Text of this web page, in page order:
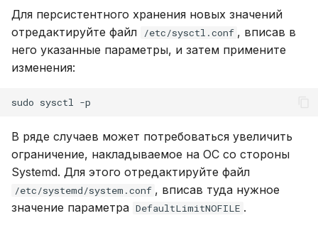
Для персистентного хранения новых значений
отредактируйте файл
/etc/sysctl.conf , вписав в
него указанные параметры, и затем примените
изменения:
sudo sysctl
В ряде случаев может потребоваться увеличить
ограничение, накладываемое на ОС со стороны
Systemd. Для этого отредактируйте файл
/etc/systemd/system.conf , вписав туда нужное
значение параметра DefaultLimitNOFILE .